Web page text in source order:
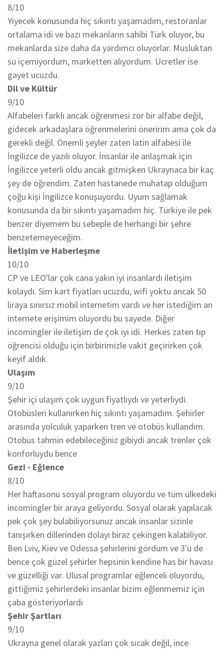
8/10
Yiyecek konusunda hiç sıkıntı yaşamadım, restoranlar
ortalama idi ve bazı mekanların sahibi Türk oluyor, bu
mekanlarda size daha da yardımcı oluyorlar. Musluktan
su içemiyordum, marketten alıyordum. Ücretler ise
gayet ucuzdu.
Dil ve Kültür
9/10
Alfabeleri farklı ancak öğrenmesi zor bir alfabe değil,
gidecek arkadaşlara öğrenmelerini öneririm ama çok da
gerekli değil. Önemli şeyler zaten latin alfabesi ile
İngilizce de yazılı oluyor. İnsanlar ile anlaşmak için
İngilizce yeterli oldu ancak gitmişken Ukraynaca bir kaç
şey de öğrendim. Zaten hastanede muhatap olduğum
çoğu kişi İngilizce konuşuyordu. Uyum sağlamak
konusunda da bir sıkıntı yaşamadım hiç. Türkiye ile pek
benzer diyemem bu sebeple de herhangi bir şehre
benzetemeyeceğim.
İletişim ve Haberleşme
10/10
CP ve LEO'lar çok cana yakın iyi insanlardı iletişim
kolaydı. Sim kart fiyatları ucuzdu, wifi yoktu ancak 50
liraya sınırsız mobil internetim vardı ve her istediğim an
internete erişimim oluyordu bu sayede. Diğer
incomingler ile iletişim de çok iyi idi. Herkes zaten tıp
öğrencisi olduğu için birbirimizle vakit geçirirken çok
keyif aldık.
Ulaşım
9/10
Şehir içi ulaşım çok uygun fiyatlıydı ve yeterliydi.
Otobüsleri kullanırken hiç sıkıntı yaşamadım. Şehirler
arasında yolculuk yaparken tren ve otobüs kullandım.
Otobüs tahmin edebileceğiniz gibiydi ancak trenler çok
konforluydu bence
Gezi - Eğlence
8/10
Her haftasonu sosyal program oluyordu ve tüm ülkedeki
incomingler bir araya geliyordu. Sosyal olarak yapılacak
pek çok şey bulabiliyorsunuz ancak insanlar sizinle
tanışırken dillerinden dolayı biraz çekingen kalabiliyor.
Ben Lviv, Kiev ve Odessa şehirlerini gördüm ve 3'ü de
bence çok güzel şehirler hepsinin kendine has bir havası
ve güzelliği var. Ulusal programlar eğlenceli oluyordu,
gittiğimiz şehirlerdeki insanlar bizim eğlenmemiz için
çaba gösteriyorlardı
Şehir Şartları
9/10
Ukrayna genel olarak yazları çok sıcak değil, ince